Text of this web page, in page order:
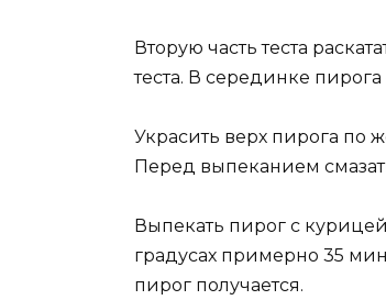
Вторую часть теста
теста. В серединке
Украсить верх пирога по
Перед выпеканием
Выпекать пирог с
градусах примерно 35
пирог получается.